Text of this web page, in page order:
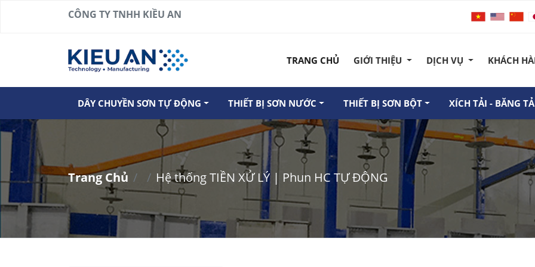
CÔNG TY TNHH KIỀU AN
TRANG CHỦ GIỚI THIỆU DỊCH VỤ KHÁCH
DÂY CHUYỀN SƠN TỰ ĐỘNG THIẾT BỊ SƠN NƯỚC THIẾT BỊ SƠN BỘT XÍCH TẢI - BĂNG
Trang Chủ Hệ thống TIỀN XỬ LÝ | Phun HC TỰ ĐỘNG